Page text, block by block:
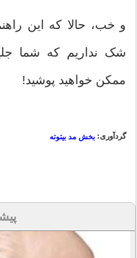
و خب، حالا که این
شک نداریم که شما
ممکن خواهید پوشید!
گردآوری: بخش مد بیتوته